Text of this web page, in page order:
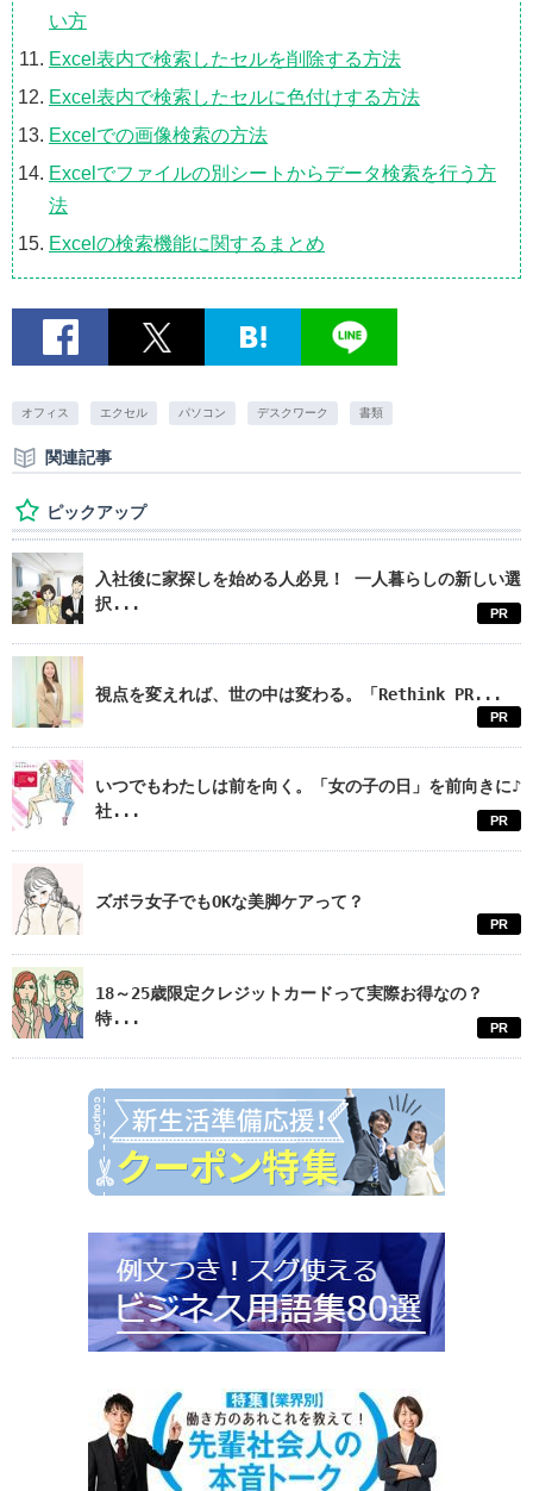
い方
Excel表内で検索したセルを削除する方法
Excel表内で検索したセルに色付けする方法
Excelでの画像検索の方法
Excelでファイルの別シートからデータ検索を行う方
法
Excelの検索機能に関するまとめ
オフィス エクセル パソコン デスクワーク 書類
関連記事
ピックアップ
入社後に家探しを始める人必見！ 一人暮らしの新しい選
択...
PR
視点を変えれば、世の中は変わる。「Rethink PR...
PR
いつでもわたしは前を向く。「女の子の日」を前向きに♪
社...
PR
ズボラ女子でもOKな美脚ケアって？
PR
18～25歳限定クレジットカードって実際お得なの？
特...
PR